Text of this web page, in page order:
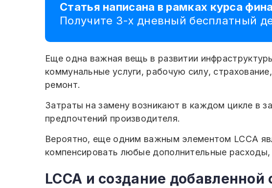
Статья написана в рамках курса
Получите 3-х дневный бесплатный
Еще одна важная вещь в развитии
коммунальные услуги, рабочую силу,
ремонт.
Затраты на замену возникают в каждом цикле в
предпочтений производителя.
Вероятно, еще одним важным элементом LCCA
компенсировать любые дополнительные расходы,
LCCA и создание добавленной